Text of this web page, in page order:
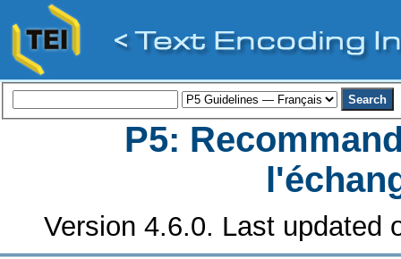
P5:
Version 4.6.0. Last updated